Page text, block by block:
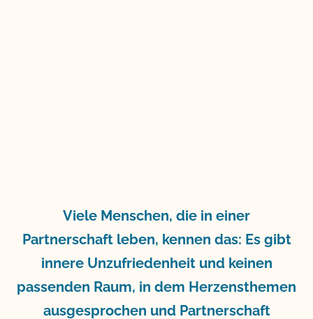
Viele Menschen, die in einer
Partnerschaft leben, kennen das: Es gibt
innere Unzufriedenheit und keinen
passenden Raum, in dem Herzensthemen
ausgesprochen und Partnerschaft